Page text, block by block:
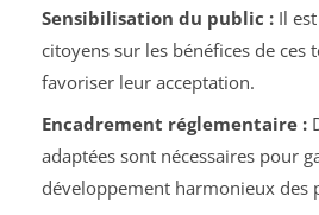
Sensibilisation du public :Il est
citoyens sur les bénéfices de ces
favoriser leur acceptation.
Encadrement réglementaire :
adaptées sont nécessaires pour
développement harmonieux des